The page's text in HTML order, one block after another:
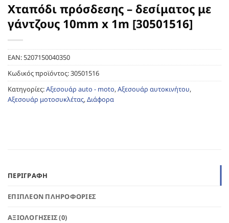
Χταπόδι πρόσδεσης – δεσίματος με
γάντζους 10mm x 1m [30501516]
EAN:5207150040350
Κωδικός προϊόντος:30501516
Κατηγορίες:Αξεσουάρ auto - moto,Αξεσουάρ αυτοκινήτου,
Αξεσουάρ μοτοσυκλέτας,Διάφορα
ΠΕΡΙΓΡΑΦΉ
ΕΠΙΠΛΈΟΝ ΠΛΗΡΟΦΟΡΊΕΣ
ΑΞΙΟΛΟΓΉΣΕΙΣ (0)